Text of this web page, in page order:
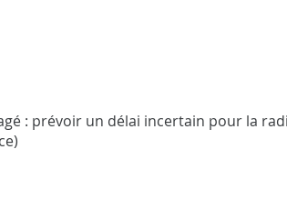
: prévoir un délai incertain pour la